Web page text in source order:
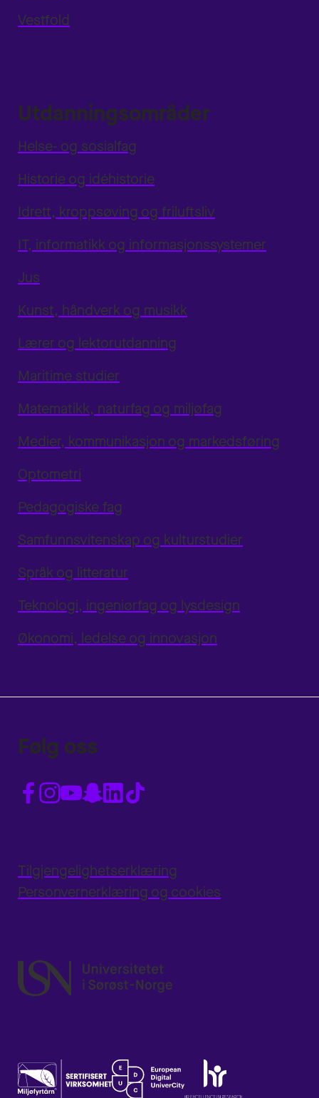
Vestfold
Utdanningsområder
Helse- og sosialfag
Historie og idéhistorie
Idrett, kroppsøving og friluftsliv
IT, informatikk og informasjonssystemer
Jus
Kunst, håndverk og musikk
Lærer og lektorutdanning
Maritime studier
Matematikk, naturfag og miljøfag
Medier, kommunikasjon og markedsføring
Optometri
Pedagogiske fag
Samfunnsvitenskap og kulturstudier
Språk og litteratur
Teknologi, ingeniørfag og lysdesign
Økonomi, ledelse og innovasjon
Følg oss
Tilgjengelighetserklæring
Personvernerklæring og cookies